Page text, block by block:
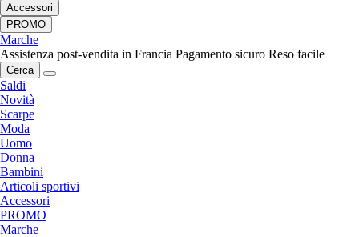
Accessori
PROMO
Marche
Assistenza post-vendita in Francia Pagamento sicuro Reso facile
Cerca
Saldi
Novità
Scarpe
Moda
Uomo
Donna
Bambini
Articoli sportivi
Accessori
PROMO
Marche